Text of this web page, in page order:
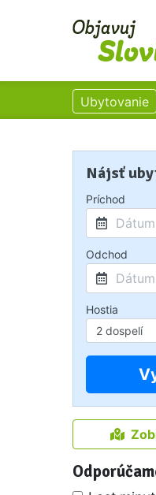
Ubytovanie
Nájsť
Príchod
Odchod
Hostia